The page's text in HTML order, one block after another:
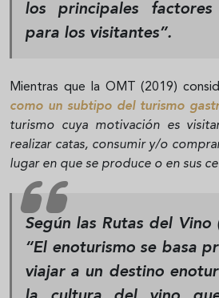
los principales
para los visitantes”.
Mientras que la OMT (2019)
como un subtipo del turismo
turismo cuya motivación es
realizar catas, consumir y/o
lugar en que se produce o en sus
Según las Rutas del Vino
“El enoturismo se basa
viajar a un destino